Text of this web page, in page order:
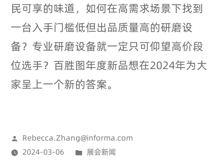
民可享的味道，如何在高需求场景下找到
一台入手门槛低但出品质量高的研磨设
备？专业研磨设备就一定只可仰望高价段
位选手？百胜图年度新品想在2024年为大
家呈上一个新的答案。
Rebecca.Zhang@informa.com
2024-03-06
展会新闻